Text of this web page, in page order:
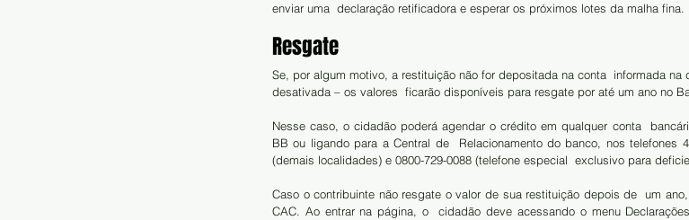
enviar uma  declaração retificadora e esperar os próximos lotes da malha fina.
Resgate
Se, por algum motivo, a restituição não for depositada na conta  informada na
desativada – os valores  ficarão disponíveis para resgate por até um ano no
Nesse caso, o cidadão poderá agendar o crédito em qualquer conta
BB ou ligando para a Central de  Relacionamento do banco, nos telefones
(demais localidades) e 0800-729-0088 (telefone especial  exclusivo para
Caso o contribuinte não resgate o valor de sua restituição depois de  um
CAC. Ao entrar na página, o  cidadão deve acessando o menu